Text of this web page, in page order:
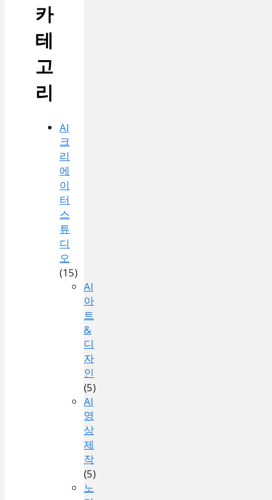
카
테
고
리
AI
크
리
에
이
터
스
튜
디
오
(15)
AI
아
트
&
디
자
인
(5)
AI
영
상
제
작
(5)
노